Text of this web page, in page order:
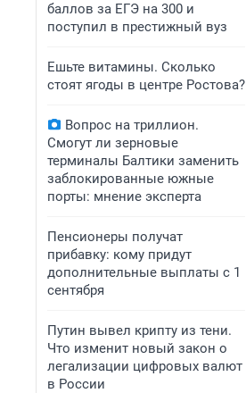
баллов за ЕГЭ на 300 и
поступил в престижный вуз
Ешьте витамины. Сколько
стоят ягоды в центре Ростова?
Вопрос на триллион.
Смогут ли зерновые
терминалы Балтики заменить
заблокированные южные
порты: мнение эксперта
Пенсионеры получат
прибавку: кому придут
дополнительные выплаты с 1
сентября
Путин вывел крипту из тени.
Что изменит новый закон о
легализации цифровых валют
в России